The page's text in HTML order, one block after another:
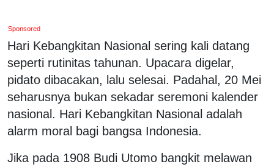
Sponsored
Hari Kebangkitan Nasional sering kali datang
seperti rutinitas tahunan. Upacara digelar,
pidato dibacakan, lalu selesai. Padahal, 20 Mei
seharusnya bukan sekadar seremoni kalender
nasional. Hari Kebangkitan Nasional adalah
alarm moral bagi bangsa Indonesia.
Jika pada 1908 Budi Utomo bangkit melawan